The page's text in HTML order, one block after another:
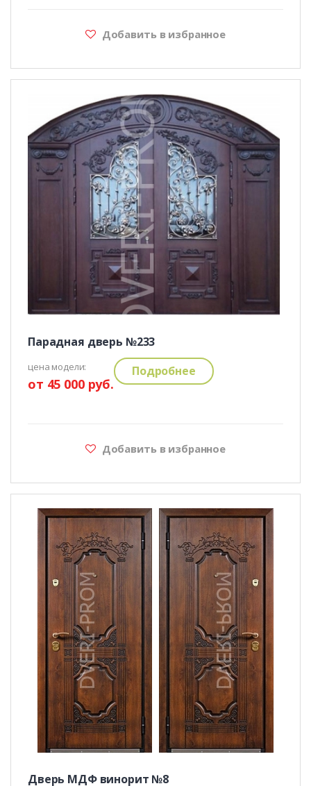
Добавить в избранное
Парадная дверь №233
цена модели:
от 45 000 руб.
Подробнее
Добавить в избранное
Дверь МДФ винорит №8